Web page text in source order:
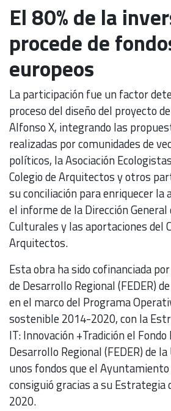
El 80% de la
procede de
europeos
La participación fue un factor
proceso del diseño del proyecto
Alfonso X, integrando las
realizadas por comunidades de
políticos, la Asociación
Colegio de Arquitectos y otros
su conciliación para enriquecer la
el informe de la Dirección General
Culturales y las aportaciones del
Arquitectos.
Esta obra ha sido cofinanciada
de Desarrollo Regional (FEDER)
en el marco del Programa
sostenible 2014-2020, con la
IT: Innovación +Tradición el Fondo
Desarrollo Regional (FEDER) de
unos fondos que el
consiguió gracias a su Estrategia
2020.